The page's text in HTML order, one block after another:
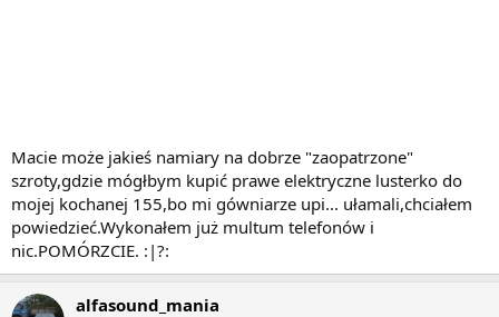
Macie może jakieś namiary na dobrze "zaopatrzone"
szroty,gdzie mógłbym kupić prawe elektryczne lusterko do
mojej kochanej 155,bo mi gówniarze upi... ułamali,chciałem
powiedzieć.Wykonałem już multum telefonów i
nic.POMÓRZCIE. :|?:
alfasound_mania